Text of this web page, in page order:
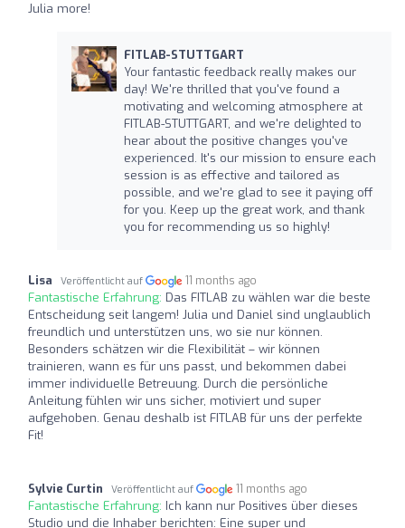
Julia more!
FITLAB-STUTTGART
Your fantastic feedback really makes our
day! We're thrilled that you've found a
motivating and welcoming atmosphere at
FITLAB-STUTTGART, and we're delighted to
hear about the positive changes you've
experienced. It's our mission to ensure each
session is as effective and tailored as
possible, and we're glad to see it paying off
for you. Keep up the great work, and thank
you for recommending us so highly!
Lisa Veröffentlicht auf 11 months ago
Fantastische Erfahrung: Das FITLAB zu wählen war die beste
Entscheidung seit langem! Julia und Daniel sind unglaublich
freundlich und unterstützen uns, wo sie nur können.
Besonders schätzen wir die Flexibilität – wir können
trainieren, wann es für uns passt, und bekommen dabei
immer individuelle Betreuung. Durch die persönliche
Anleitung fühlen wir uns sicher, motiviert und super
aufgehoben. Genau deshalb ist FITLAB für uns der perfekte
Fit!
Sylvie Curtin Veröffentlicht auf 11 months ago
Fantastische Erfahrung: Ich kann nur Positives über dieses
Studio und die Inhaber berichten: Eine super und